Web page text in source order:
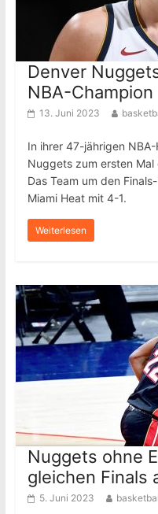
Denver
NBA-Champion
13. Juni 2023
In ihrer 47-jährigen
Nuggets zum ersten
Das Team um den
Miami Heat mit 4-1.
Weiterlesen
Nuggets ohne
gleichen Finals
5. Juni 2023